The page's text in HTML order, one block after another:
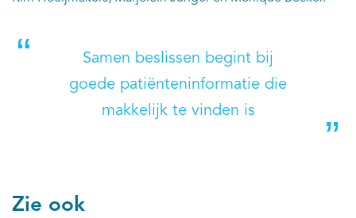
Samen beslissen begint bij
goede patiënteninformatie die
makkelijk te vinden is
Zie ook